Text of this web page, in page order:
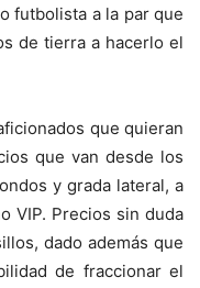
futbolista a la par que
de tierra a hacerlo el
que quieran
que van desde los
y grada lateral, a
VIP. Precios sin duda
dado además que
de fraccionar el